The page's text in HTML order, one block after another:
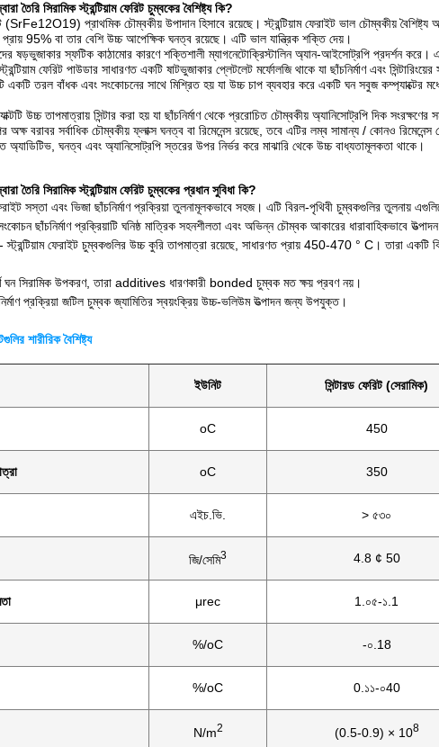
তৈরি সিরামিক স্ট্রন্টিয়াম ফেরিট চুম্বকের বৈশিষ্ট্য কি?
(SrFe12O19) প্রাথমিক চৌম্বকীয় উপাদান হিসাবে রয়েছে। স্ট্রন্টিয়াম ফেরাইট ভাল চৌম্বকীয় বৈশিষ্ট্য
প্রায় 95% বা তার বেশি উচ্চ আপেক্ষিক ঘনত্ব রয়েছে। এটি ভাল যান্ত্রিক শক্তি দেয়।
ষড়ভুজাকার স্ফটিক কাঠামোর কারণে শক্তিশালী ম্যাগনেটোক্রিস্টালিন অ্যান-আইসোট্রপি প্রদর্শন করে।
ফেরিট পাউডার সাধারণত একটি ষাটভুজাকার প্লেটলেট মর্ফোলজি থাকে যা ছাঁচনির্মাণ এবং
একটি তরল বাঁধক এবং সংকোচনের সাথে মিশ্রিত হয় যা উচ্চ চাপ ব্যবহার করে একটি ঘন সবুজ কম্প্যাক্টের
উচ্চ তাপমাত্রায় সিন্টার করা হয় যা ছাঁচনির্মাণ থেকে প্ররোচিত চৌম্বকীয় অ্যানিসোট্রপি দিক
অক্ষ বরাবর সর্বাধিক চৌম্বকীয় ফ্লাক্স ঘনত্ব বা রিমেনেন্স রয়েছে, তবে এটির লম্ব সামান্য / কোনও রিমেনেন্স
অ্যাডিটিভ, ঘনত্ব এবং অ্যানিসোট্রপি স্তরের উপর নির্ভর করে মাঝারি থেকে উচ্চ বাধ্যতামূলকতা থাকে।
তৈরি সিরামিক স্ট্রন্টিয়াম ফেরিট চুম্বকের প্রধান সুবিধা কি?
সস্তা এবং ভিজা ছাঁচনির্মাণ প্রক্রিয়া তুলনামূলকভাবে সহজ। এটি বিরল-পৃথিবী চুম্বকগুলির তুলনায়
ছাঁচনির্মাণ প্রক্রিয়াটি ঘনিষ্ঠ মাত্রিক সহনশীলতা এবং অভিন্ন চৌম্বক আকারের ধারাবাহিকভাবে
স্ট্রন্টিয়াম ফেরাইট চুম্বকগুলির উচ্চ কুরি তাপমাত্রা রয়েছে, সাধারণত প্রায় 450-470 ° C। তারা একটি
ঘন সিরামিক উপকরণ, তারা additives ধারণকারী bonded চুম্বক মত ক্ষয় প্রবণ নয়।
প্রক্রিয়া জটিল চুম্বক জ্যামিতির স্বয়ংক্রিয় উচ্চ-ভলিউম উত্পাদন জন্য উপযুক্ত।
শারীরিক বৈশিষ্ট্য
ইউনিট সিন্টারড ফেরিট (সেরামিক)
oC 450
oC 350
এইচ.ভি. > ৫৩০
জি/সেমি3 4.8 ¢ 50
μrec 1.০৫-১.1
%/oC -০.18
%/oC 0.১১-০40
N/m2 (0.5-0.9) × 108